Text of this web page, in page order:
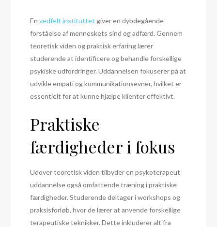
Envedfelt instituttet giver en dybdegående
forståelse af menneskets sind og adfærd. Gennem
teoretisk viden og praktisk erfaring lærer
studerende at identificere og behandle forskellige
psykiske udfordringer. Uddannelsen fokuserer på at
udvikle empati og kommunikationsevner, hvilket er
essentielt for at kunne hjælpe klienter effektivt.
Praktiske
færdigheder i fokus
Udover teoretisk viden tilbyder en psykoterapeut
uddannelse også omfattende træning i praktiske
færdigheder. Studerende deltager i workshops og
praksisforløb, hvor de lærer at anvende forskellige
terapeutiske teknikker. Dette inkluderer alt fra